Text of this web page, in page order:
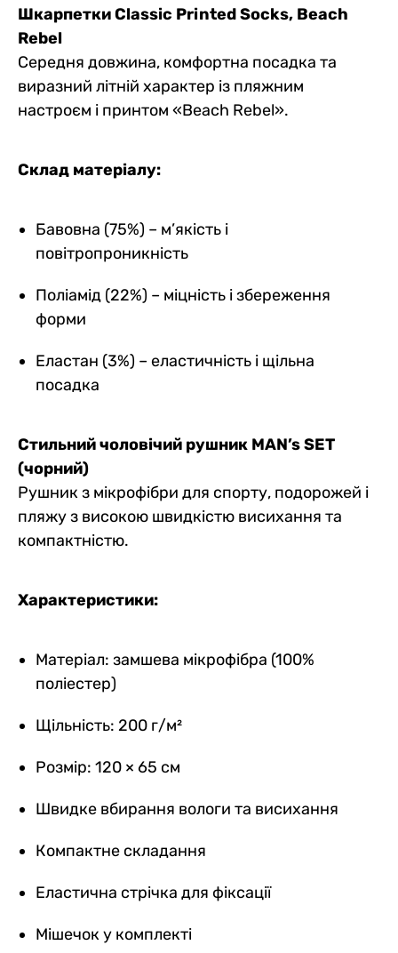
Шкарпетки Classic Printed Socks, Beach
Rebel
Середня довжина, комфортна посадка та
виразний літній характер із пляжним
настроєм і принтом «Beach Rebel».
Склад матеріалу:
Бавовна (75%) – м’якість і
повітропроникність
Поліамід (22%) – міцність і збереження
форми
Еластан (3%) – еластичність і щільна
посадка
Стильний чоловічий рушник MAN’s SET
(чорний)
Рушник з мікрофібри для спорту, подорожей і
пляжу з високою швидкістю висихання та
компактністю.
Характеристики:
Матеріал: замшева мікрофібра (100%
поліестер)
Щільність: 200 г/м²
Розмір: 120 × 65 см
Швидке вбирання вологи та висихання
Компактне складання
Еластична стрічка для фіксації
Мішечок у комплекті